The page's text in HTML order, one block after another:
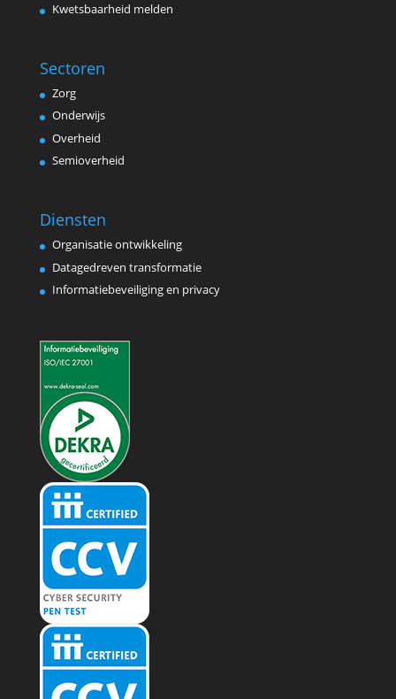
Kwetsbaarheid melden
Sectoren
Zorg
Onderwijs
Overheid
Semioverheid
Diensten
Organisatie ontwikkeling
Datagedreven transformatie
Informatiebeveiliging en privacy